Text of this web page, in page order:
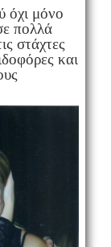
όχι μόνο
πολλά
στάχτες
και